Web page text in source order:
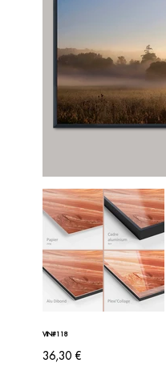
VIN#118
Prix
36,30 €